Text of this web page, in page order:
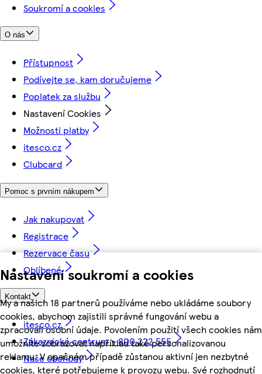
Nastavení soukromí a cookies
My a našich 18 partnerů používáme nebo ukládáme soubory
cookies, abychom zajistili správné fungování webu a
zpracovali osobní údaje. Povolením použití všech cookies nám
umožníte zobrazovat například také personalizovanou
reklamu. V opačném případě zůstanou aktivní jen nezbytné
cookies, které potřebujeme k provozu webu. Své rozhodnutí
Soukromí a cookies
O nás
Přístupnost
Podívejte se, kam doručujeme
Poplatek za službu
Nastavení Cookies
Možnosti platby
itesco.cz
Clubcard
Pomoc s prvním nákupem
Jak nakupovat
Registrace
Rezervace času
Oblíbené
Kontakt
itesco.cz
Zákaznické centrum - 800 222 555
Naše obchody